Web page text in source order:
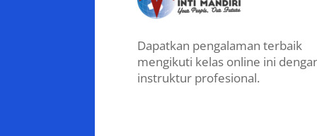
Dapatkan pengalaman terbaik
mengikuti kelas online ini
instruktur profesional.